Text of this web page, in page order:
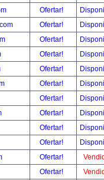
Ofertar!
Ofertar!
Ofertar!
Ofertar!
Ofertar!
Ofertar!
Ofertar!
Ofertar!
Ofertar!
Ofertar!
Ofertar!
Ofertar!